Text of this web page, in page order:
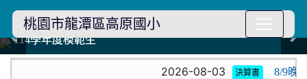
桃園市龍潭區高原國小
114學年度模範生
114學年度模範生
高原110 追夢向前行
高原110 追夢向前行
橄欖樹群
橄欖樹群
:::
2026-08-03 決算書 8/9晚